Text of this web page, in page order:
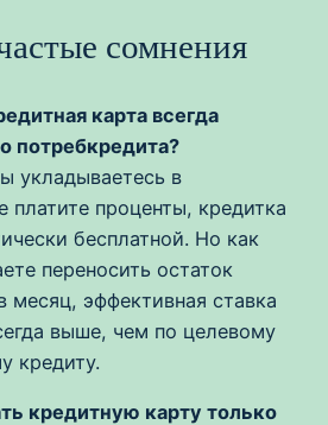
сомнения
карта всегда
потребкредита?
укладываетесь в
платите проценты, кредитка
бесплатной. Но как
переносить остаток
месяц, эффективная ставка
выше, чем по целевому
кредиту.
кредитную карту только